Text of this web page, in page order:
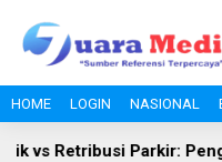
HOME LOGIN NASIONAL
vs Retribusi Parkir: